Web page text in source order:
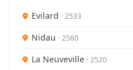
Evilard · 2533
Nidau · 2560
La Neuveville · 2520